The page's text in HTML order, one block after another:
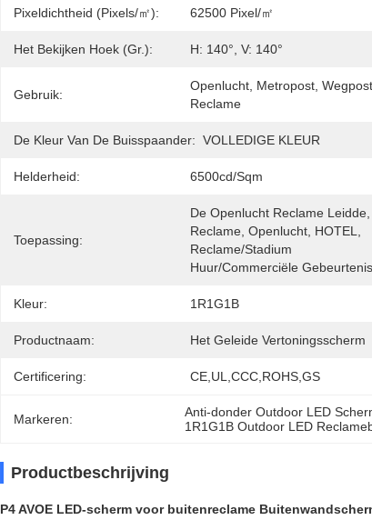
Pixeldichtheid (pixels/㎡): 62500 Pixel/㎡
Het Bekijken Hoek (gr.): H: 140°, V: 140°
Gebruik:
Openlucht, Metropost, Wegpost
Reclame
De Kleur Van De Buisspaander: VOLLEDIGE KLEUR
Helderheid: 6500cd/sqm
Toepassing:
De Openlucht Reclame Leidde,
Reclame, Openlucht, HOTEL,
Reclame/stadium
Huur/Commerciële Gebeurtenis
Kleur: 1R1G1B
Productnaam: Het Geleide Vertoningsscherm
Certificering: CE,UL,CCC,ROHS,GS
Markeren: Anti-donder Outdoor LED
1R1G1B Outdoor LED
Productbeschrijving
P4 AVOE LED-scherm voor buitenreclame